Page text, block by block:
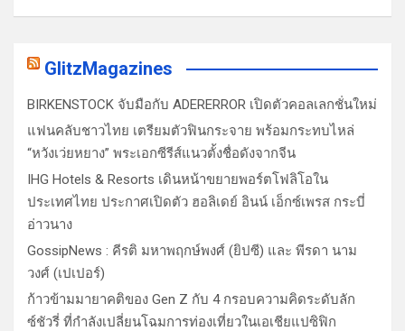
GlitzMagazines
BIRKENSTOCK จับมือกับ ADERERROR เปิดตัวคอลเลกชั่นใหม่
แฟนคลับชาวไทย เตรียมตัวฟินกระจาย พร้อมกระทบไหล่
“หวังเว่ยหยาง” พระเอกซีรีส์แนวตั้งชื่อดังจากจีน
IHG Hotels & Resorts เดินหน้าขยายพอร์ตโฟลิโอใน
ประเทศไทย ประกาศเปิดตัว ฮอลิเดย์ อินน์ เอ็กซ์เพรส กระบี่
อ่าวนาง
GossipNews : คีรติ มหาพฤกษ์พงศ์ (ยิปซี) และ พีรดา นาม
วงศ์ (เปเปอร์)
ก้าวข้ามมายาคติของ Gen Z กับ 4 กรอบความคิดระดับลัก
ซ์ชัวรี่ ที่กำลังเปลี่ยนโฉมการท่องเที่ยวในเอเชียแปซิฟิก